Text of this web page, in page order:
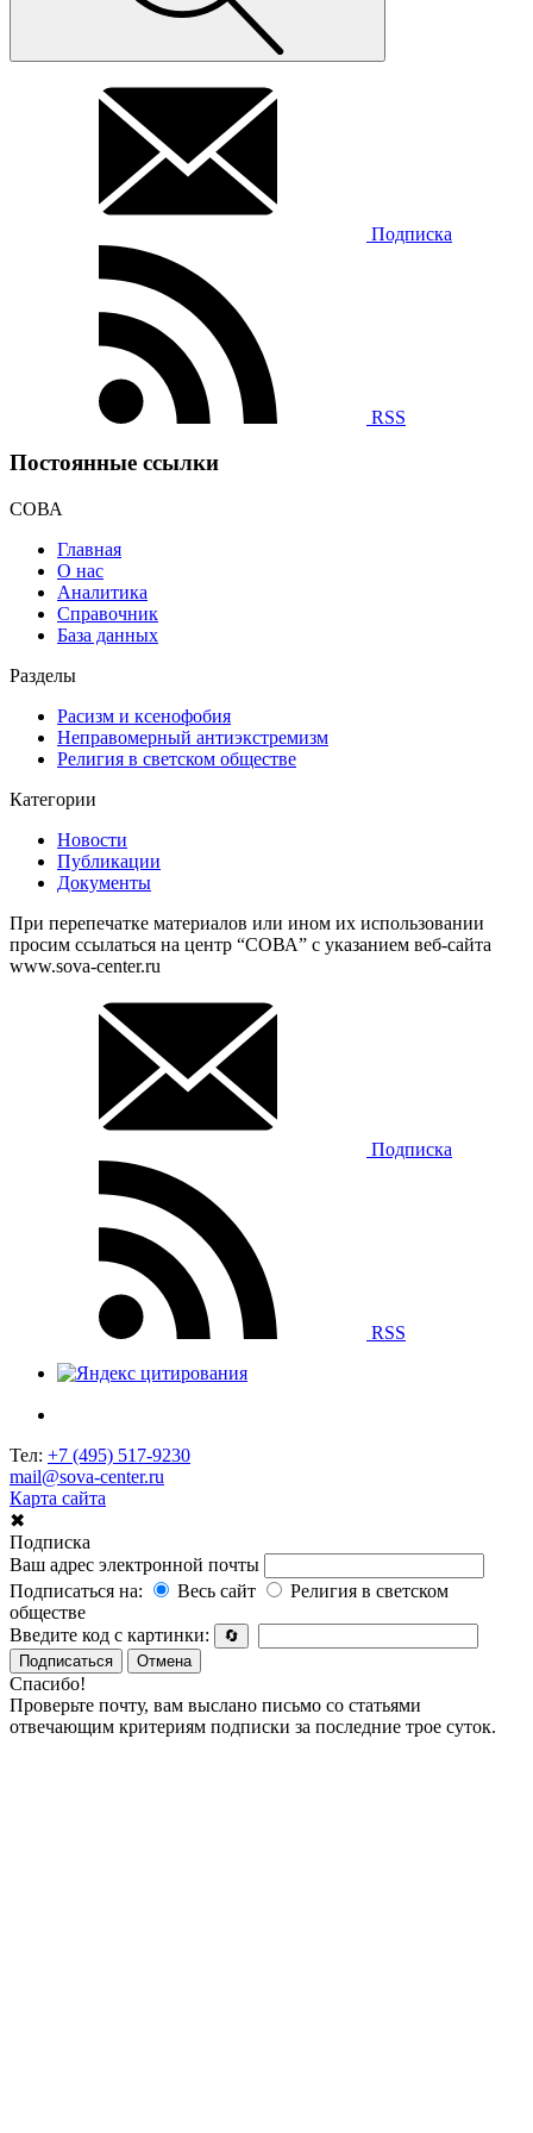
Подписка
RSS
Постоянные ссылки
СОВА
Главная
О нас
Аналитика
Справочник
База данных
Разделы
Расизм и ксенофобия
Неправомерный антиэкстремизм
Религия в светском обществе
Категории
Новости
Публикации
Документы
При перепечатке материалов или ином их использовании
просим ссылаться на центр “СОВА” с указанием веб-сайта
www.sova-center.ru
Подписка
RSS
Тел: +7 (495) 517-9230
mail@sova-center.ru
Карта сайта
✖
Подписка
Ваш адрес электронной почты
Подписаться на:
Весь сайт
Религия в светском
обществе
Введите код с картинки:
🔄
Подписаться
Отмена
Спасибо!
Проверьте почту, вам выслано письмо со статьями
отвечающим критериям подписки за последние трое суток.